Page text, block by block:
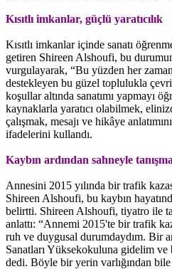
Kısıtlı imkanlar, güçlü yaratıcılık
Kısıtlı imkanlar içinde sanatı
getiren Shireen Alshoufi, bu durumun
vurgulayarak, “Bu yüzden her
destekleyen bu güzel toplulukla
koşullar altında sanatımı yapmayı
kaynaklarla yaratıcı olabilmek,
çalışmak, mesajı ve hikâye
ifadelerini kullandı.
Kaybın ardından sahneyle tanışma
Annesini 2015 yılında bir trafik
Shireen Alshoufi, bu kaybın
belirtti. Shireen Alshoufi, tiyatro ile
anlattı: “Annemi 2015'te bir trafik
ruh ve duygusal durumdaydım. Bir
Sanatları Yüksekokuluna gidelim
dedi. Böyle bir yerin varlığından